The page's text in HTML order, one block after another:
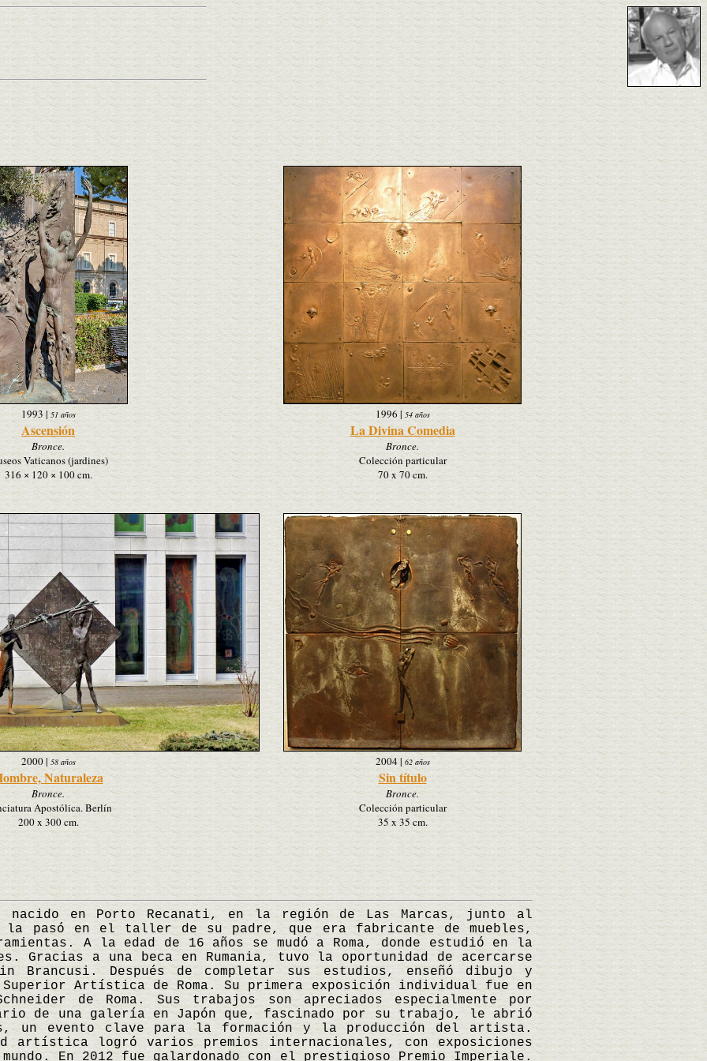
1993|51 años
Ascensión
Bronce.
Vaticanos (jardines)
316 × 120 × 100 cm.
1996 | 54 años
La Divina Comedia
Bronce.
Colección particular
70 x 70 cm.
2000| 58 años
Naturaleza
Bronce.
Apostólica. Berlín
200 x 300 cm.
2004| 62 años
Sin título
Bronce.
Colección particular
35 x 35 cm.
en Porto Recanati, en la región de Las Marcas, junto al
pasó en el taller de su padre, que era fabricante de muebles,
A la edad de 16 años se mudó a Roma, donde estudió en la
Gracias a una beca en Rumania, tuvo la oportunidad de acercarse
Brancusi. Después de completar sus estudios, enseñó dibujo y
Superior Artística de Roma. Su primera exposición individual fue en
de Roma. Sus trabajos son apreciados especialmente por
de una galería en Japón que, fascinado por su trabajo, le abrió
un evento clave para la formación y la producción del artista.
artística logró varios premios internacionales, con exposiciones
En 2012 fue galardonado con el prestigioso Premio Imperiale.